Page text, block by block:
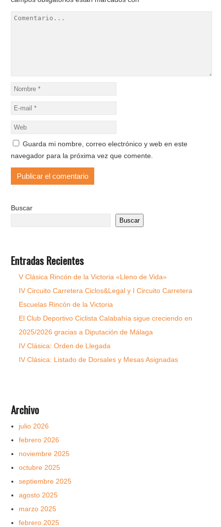
Guarda mi nombre, correo electrónico y web en este
navegador para la próxima vez que comente.
Buscar
Buscar
Entradas Recientes
V Clásica Rincón de la Victoria «Lleno de Vida»
IV Circuito Carretera Ciclos&Legal y I Circuito Carretera
Escuelas Rincón de la Victoria
El Club Deportivo Ciclista Calabahía sigue creciendo en
2025/2026 gracias a Diputación de Málaga
IV Clásica: Orden de Llegada
IV Clásica: Listado de Dorsales y Mesas Asignadas
Archivo
julio 2026
febrero 2026
noviembre 2025
octubre 2025
septiembre 2025
agosto 2025
marzo 2025
febrero 2025